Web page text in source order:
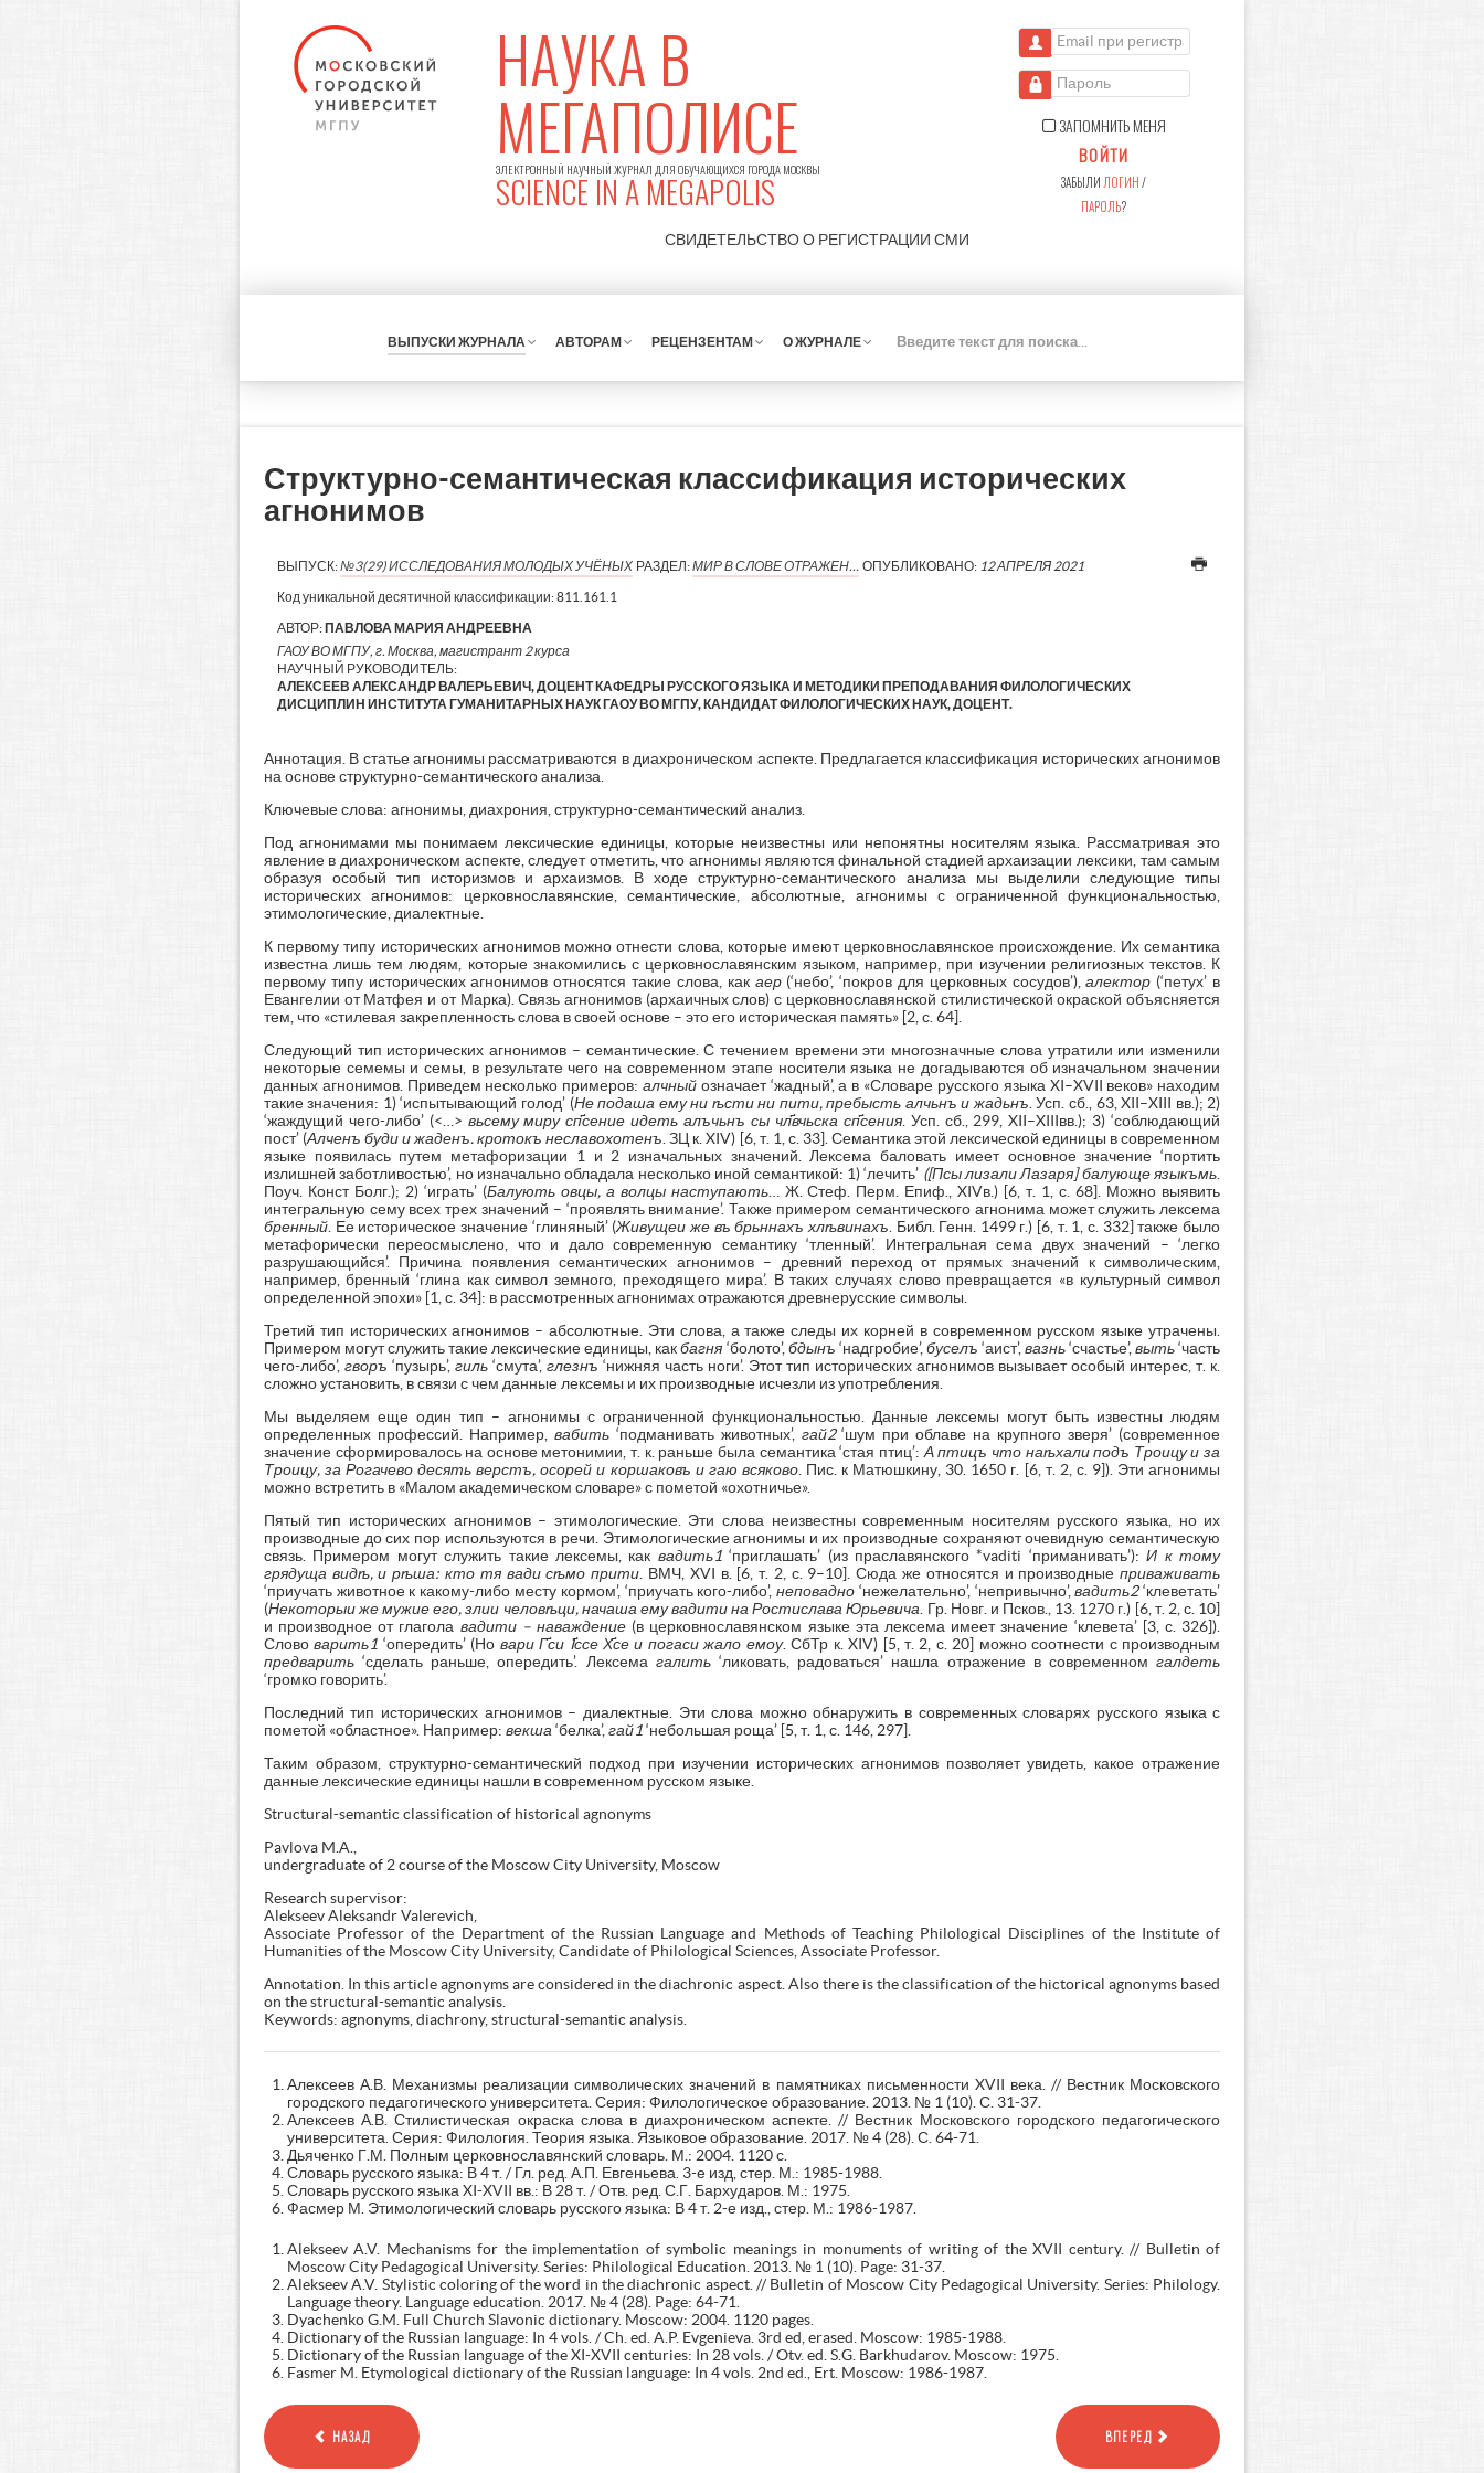
НАУКА В
МЕГАПОЛИСЕ
ЭЛЕКТРОННЫЙ НАУЧНЫЙ ЖУРНАЛ ДЛЯ ОБУЧАЮЩИХСЯ ГОРОДА МОСКВЫ
SCIENCE IN A MEGAPOLIS
СВИДЕТЕЛЬСТВО О РЕГИСТРАЦИИ СМИ
Email при регистрации
Пароль
ЗАПОМНИТЬ МЕНЯ
ВОЙТИ
ЗАБЫЛИ ЛОГИН/
ПАРОЛЬ?
ВЫПУСКИ ЖУРНАЛА АВТОРАМ РЕЦЕНЗЕНТАМ О ЖУРНАЛЕ
К
Структурно-семантическая классификация исторических
агнонимов
ВЫПУСК:№3(29) ИССЛЕДОВАНИЯ МОЛОДЫХ УЧЁНЫХ РАЗДЕЛ:МИР В СЛОВЕ ОТРАЖЕН… ОПУБЛИКОВАНО: 12 АПРЕЛЯ 2021
Код уникальной десятичной классификации:811.161.1
АВТОР: ПАВЛОВА МАРИЯ АНДРЕЕВНА
ГАОУ ВО МГПУ, г. Москва, магистрант 2 курса
НАУЧНЫЙ РУКОВОДИТЕЛЬ:
АЛЕКСЕЕВ АЛЕКСАНДР ВАЛЕРЬЕВИЧ, ДОЦЕНТ КАФЕДРЫ РУССКОГО ЯЗЫКА И МЕТОДИКИ ПРЕПОДАВАНИЯ ФИЛОЛОГИЧЕСКИХ
ДИСЦИПЛИН ИНСТИТУТА ГУМАНИТАРНЫХ НАУК ГАОУ ВО МГПУ, КАНДИДАТ ФИЛОЛОГИЧЕСКИХ НАУК, ДОЦЕНТ.
Аннотация. В статье агнонимы рассматриваются в диахроническом аспекте. Предлагается классификация исторических агнонимов
на основе структурно-семантического анализа.
Ключевые слова: агнонимы, диахрония, структурно-семантический анализ.
Под агнонимами мы понимаем лексические единицы, которые неизвестны или непонятны носителям языка. Рассматривая это
явление в диахроническом аспекте, следует отметить, что агнонимы являются финальной стадией архаизации лексики, там самым
образуя особый тип историзмов и архаизмов. В ходе структурно-семантического анализа мы выделили следующие типы
исторических агнонимов: церковнославянские, семантические, абсолютные, агнонимы с ограниченной функциональностью,
этимологические, диалектные.
К первому типу исторических агнонимов можно отнести слова, которые имеют церковнославянское происхождение. Их семантика
известна лишь тем людям, которые знакомились с церковнославянским языком, например, при изучении религиозных текстов. К
первому типу исторических агнонимов относятся такие слова, как аер(‘небо’, ‘покров для церковных сосудов’),алектор (‘петух’ в
Евангелии от Матфея и от Марка). Связь агнонимов (архаичных слов) с церковнославянской стилистической окраской объясняется
тем, что «стилевая закрепленность слова в своей основе – это его историческая память» [2, с. 64].
Следующий тип исторических агнонимов – семантические. С течением времени эти многозначные слова утратили или изменили
некоторые семемы и семы, в результате чего на современном этапе носители языка не догадываются об изначальном значении
данных агнонимов. Приведем несколько примеров: алчныйозначает ‘жадный’, а в «Словаре русского языка XI–XVII веков» находим
такие значения: 1) ‘испытывающий голод’ (Не подаша ему ни ѣсти ни пити, пребысть алчьнъ и жадьнъ . Усп. сб., 63, XII–XIII вв.); 2)
‘жаждущий чего-либо’ (<…> вьсему миру сп҃сение идеть алъчьнъ сы чл҃вчьска сп҃сения. Усп. сб., 299, XII–XIIIвв.); 3) ‘соблюдающий
пост’ (Алченъ буди и жаденъ. кротокъ неславохотенъ . ЗЦ к. XIV) [6, т. 1, с. 33]. Семантика этой лексической единицы в современном
языке появилась путем метафоризации 1 и 2 изначальных значений. Лексема баловать имеет основное значение ‘портить
излишней заботливостью’, но изначально обладала несколько иной семантикой: 1) ‘лечить’ ([Псы лизали Лазаря] балующе языкъмь
Поуч. Конст Болг.); 2) ‘играть’ (Балують овцы, а волцы наступають… Ж. Стеф. Перм. Епиф., XIVв.) [6, т. 1, с. 68]. Можно выявить
интегральную сему всех трех значений – ‘проявлять внимание’. Также примером семантического агнонима может служить лексема
бренный. Ее историческое значение ‘глиняный’ (Живущеи же въ брьннахъ хлѣвинахъ . Библ. Генн. 1499 г.) [6, т. 1, с. 332] также было
метафорически переосмыслено, что и дало современную семантику ‘тленный’. Интегральная сема двух значений – ‘легко
разрушающийся’. Причина появления семантических агнонимов – древний переход от прямых значений к символическим,
например, бренный ‘глина как символ земного, преходящего мира’. В таких случаях слово превращается «в культурный символ
определенной эпохи» [1, с. 34]: в рассмотренных агнонимах отражаются древнерусские символы.
Третий тип исторических агнонимов – абсолютные. Эти слова, а также следы их корней в современном русском языке утрачены.
Примером могут служить такие лексические единицы, какбагня ‘болото’, бдынъ ‘надгробие’, буселъ ‘аист’, вазнь‘счастье’,выть‘часть
чего-либо’, гворъ ‘пузырь’, гиль‘смута’, глезнъ ‘нижняя часть ноги’. Этот тип исторических агнонимов вызывает особый интерес, т. к.
сложно установить, в связи с чем данные лексемы и их производные исчезли из употребления.
Мы выделяем еще один тип – агнонимы с ограниченной функциональностью. Данные лексемы могут быть известны людям
определенных профессий. Например, вабить‘подманивать животных’, гай2‘шум при облаве на крупного зверя’ (современное
значение сформировалось на основе метонимии, т. к. раньше была семантика ‘стая птиц’: А птицъ что наѣхали подъ Троицу и за
Троицу, за Рогачево десять верстъ, осорей и коршаковъ и гаю всяково. Пис. к Матюшкину, 30. 1650 г. [6, т. 2, с. 9]). Эти агнонимы
можно встретить в «Малом академическом словаре» с пометой «охотничье».
Пятый тип исторических агнонимов – этимологические. Эти слова неизвестны современным носителям русского языка, но их
производные до сих пор используются в речи. Этимологические агнонимы и их производные сохраняют очевидную семантическую
связь. Примером могут служить такие лексемы, как вадить1‘приглашать’ (из праславянского *vaditi ‘приманивать’):И к тому
грядуща видѣ, и рѣша: кто тя вади сѣмо прити . ВМЧ, XVI в. [6, т. 2, с. 9–10]. Сюда же относятся и производныеприваживать
‘приучать животное к какому-либо месту кормом’, ‘приучать кого-либо’,неповадно ‘нежелательно’, ‘непривычно’,вадить2‘клеветать’
(Некоторыи же мужие его, злии человѣци, начаша ему вадити на Ростислава Юрьевича . Гр. Новг. и Псков., 13. 1270 г.) [6, т. 2, с. 10]
и производное от глагола вадити – наваждение (в церковнославянском языке эта лексема имеет значение ‘клевета’ [3, с. 326]).
Слововарить1 ‘опередить’ (Но вари Г҃си I҃ссе Х҃се и погаси жало емоу. СбТр к. XIV) [5, т. 2, с. 20] можно соотнести с производным
предварить‘сделать раньше, опередить’. Лексема галить‘ликовать, радоваться’ нашла отражение в современномгалдеть
‘громко говорить’.
Последний тип исторических агнонимов – диалектные. Эти слова можно обнаружить в современных словарях русского языка с
пометой «областное». Например: векша ‘белка’, гай1‘небольшая роща’ [5, т. 1, с. 146, 297].
Таким образом, структурно-семантический подход при изучении исторических агнонимов позволяет увидеть, какое отражение
данные лексические единицы нашли в современном русском языке.
Structural-semantic classification of historical agnonyms
Pavlova M.A.,
undergraduate of 2 course of the Moscow City University, Moscow
Research supervisor:
Alekseev Aleksandr Valerevich,
Associate Professor of the Department of the Russian Language and Methods of Teaching Philological Disciplines of the Institute of
Humanities of the Moscow City University, Candidate of Philological Sciences, Associate Professor.
Аnnotation. In this article agnonyms are considered in the diachronic aspect. Also there is the classification of the hictorical agnonyms based
on the structural-semantic analysis.
Keywords: agnonyms, diachrony, structural-semantic analysis.
Алексеев А.В. Механизмы реализации символических значений в памятниках письменности XVII века. // Вестник Московского
городского педагогического университета. Серия: Филологическое образование. 2013. № 1 (10). С. 31-37.
Алексеев А.В. Стилистическая окраска слова в диахроническом аспекте. // Вестник Московского городского педагогического
университета. Серия: Филология. Теория языка. Языковое образование. 2017. № 4 (28). С. 64-71.
Дьяченко Г.М. Полным церковнославянский словарь. М.: 2004. 1120 с.
Словарь русского языка: В 4 т. / Гл. ред. А.П. Евгеньева. 3-е изд, стер. М.: 1985-1988.
Словарь русского языка XI-XVII вв.: В 28 т. / Отв. ред. С.Г. Бархударов. М.: 1975.
Фасмер М. Этимологический словарь русского языка: В 4 т. 2-е изд., стер. М.: 1986-1987.
Alekseev A.V. Mechanisms for the implementation of symbolic meanings in monuments of writing of the XVII century. // Bulletin of
Moscow City Pedagogical University. Series: Philological Education. 2013. № 1 (10). Page: 31-37.
Alekseev A.V. Stylistic coloring of the word in the diachronic aspect. // Bulletin of Moscow City Pedagogical University. Series: Philology.
Language theory. Language education. 2017. № 4 (28). Page: 64-71.
Dyachenko G.M. Full Church Slavonic dictionary. Moscow: 2004. 1120 pages.
Dictionary of the Russian language: In 4 vols. / Ch. ed. A.P. Evgenieva. 3rd ed, erased. Moscow: 1985-1988.
Dictionary of the Russian language of the XI-XVII centuries: In 28 vols. / Otv. ed. S.G. Barkhudarov. Moscow: 1975.
Fasmer M. Etymological dictionary of the Russian language: In 4 vols. 2nd ed., Ert. Moscow: 1986-1987.
НАЗАД ВПЕРЕД